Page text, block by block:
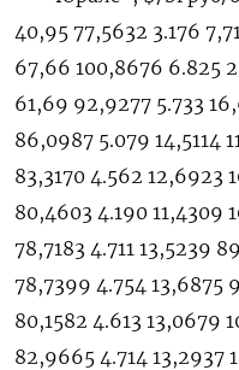
40,95 77,5632 3.176
67,66 100,8676 6.825
61,69 92,9277 5.733
86,0987 5.079 14,‍5114
83,3170 4.562 12,6923
80,4603 4.190 11,4309
78,7183 4.711 13,5239
78,7399 4.754 13,6875
80,1582 4.613 13,0679
82,‍9665 4.714 13,2937